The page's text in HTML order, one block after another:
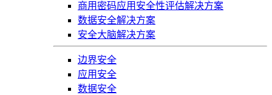
商用密码应用安全性评估解决方案
数据安全解决方案
安全大脑解决方案
边界安全
应用安全
数据安全